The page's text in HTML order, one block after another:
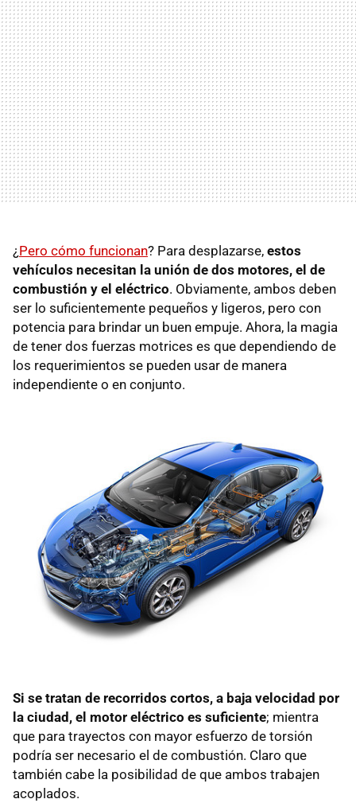
¿ Pero cómo funcionan? Para desplazarse, estos
vehículos necesitan la unión de dos motores, el de
combustión y el eléctrico. Obviamente, ambos deben
ser lo suficientemente pequeños y ligeros, pero con
potencia para brindar un buen empuje. Ahora, la magia
de tener dos fuerzas motrices es que dependiendo de
los requerimientos se pueden usar de manera
independiente o en conjunto.
Si se tratan de recorridos cortos, a baja velocidad por
la ciudad, el motor eléctrico es suficiente; mientra
que para trayectos con mayor esfuerzo de torsión
podría ser necesario el de combustión. Claro que
también cabe la posibilidad de que ambos trabajen
acoplados.